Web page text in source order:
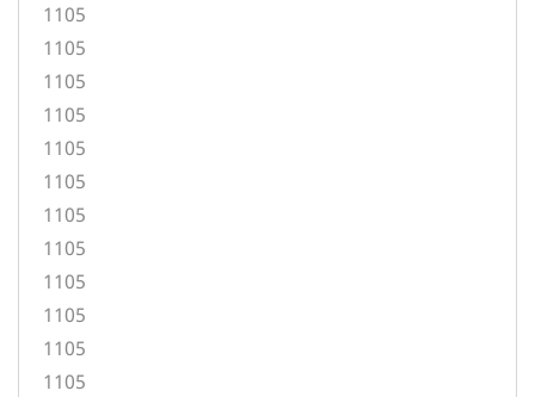
1105
1105
1105
1105
1105
1105
1105
1105
1105
1105
1105
1105